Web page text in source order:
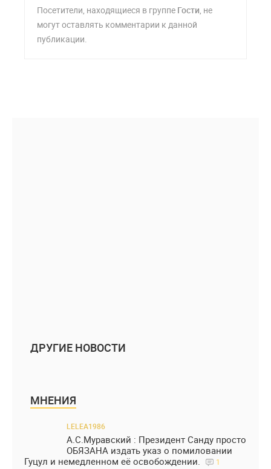
Посетители, находящиеся в группе Гости , не
могут оставлять комментарии к данной
публикации.
ДРУГИЕ НОВОСТИ
МНЕНИЯ
LELEA1986
А.С.Муравский : Президент Санду просто
ОБЯЗАНА издать указ о помиловании
Гуцул и немедленном её освобождении.
1